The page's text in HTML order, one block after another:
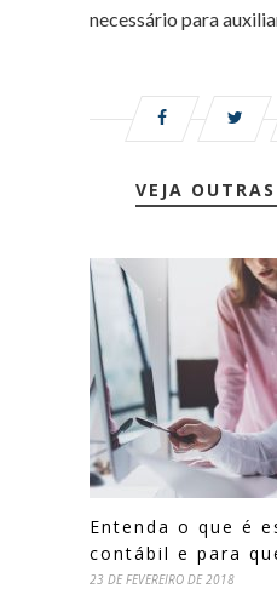
necessário para
VEJA
Entenda o que é
contábil e para
23 DE FEVEREIRO DE 2018